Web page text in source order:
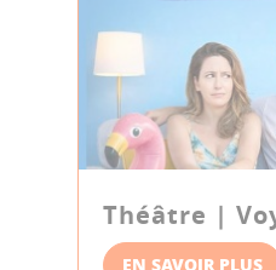
Théâtre |
EN SAVOIR PLUS